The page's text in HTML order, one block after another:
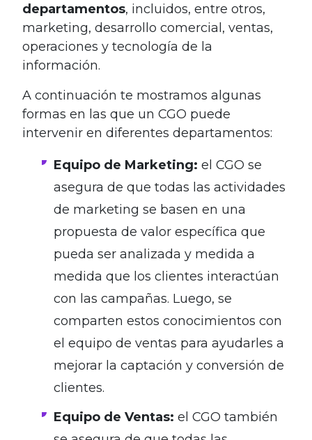
departamentos, incluidos, entre otros,
marketing, desarrollo comercial, ventas,
operaciones y tecnología de la
información.
A continuación te mostramos algunas
formas en las que un CGO puede
intervenir en diferentes departamentos:
Equipo de Marketing: el CGO se
asegura de que todas las actividades
de marketing se basen en una
propuesta de valor específica que
pueda ser analizada y medida a
medida que los clientes interactúan
con las campañas. Luego, se
comparten estos conocimientos con
el equipo de ventas para ayudarles a
mejorar la captación y conversión de
clientes.
Equipo de Ventas: el CGO también